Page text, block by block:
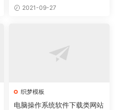
机版)2021-09-27
织梦模板
电脑操作系统软件下载类网站